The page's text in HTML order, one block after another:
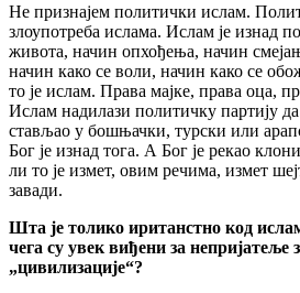
Не признајем политички ислам.
злоупотреба ислама. Ислам је изнад
живота, начин опхођења, начин
начин како се воли, начин како се
то је ислам. Права мајке, права оца,
Ислам надилази политичку партију да
стављао у бошњачки, турски или
Бог је изнад тога. А Бог је рекао
ли то је измет, овим речима, измет
завади.
Шта је толико иританстно код
чега су увек виђени за непријатеље
„цивилизације“?